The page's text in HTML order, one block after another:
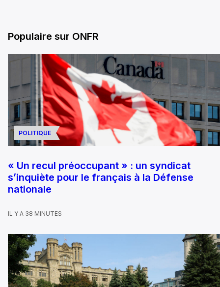
Populaire sur ONFR
POLITIQUE
« Un recul préoccupant » : un syndicat
s’inquiète pour le français à la Défense
nationale
IL Y A 38 MINUTES